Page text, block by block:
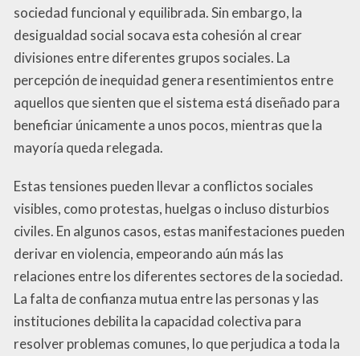
sociedad funcional y equilibrada. Sin embargo, la
desigualdad social socava esta cohesión al crear
divisiones entre diferentes grupos sociales. La
percepción de inequidad genera resentimientos entre
aquellos que sienten que el sistema está diseñado para
beneficiar únicamente a unos pocos, mientras que la
mayoría queda relegada.
Estas tensiones pueden llevar a conflictos sociales
visibles, como protestas, huelgas o incluso disturbios
civiles. En algunos casos, estas manifestaciones pueden
derivar en violencia, empeorando aún más las
relaciones entre los diferentes sectores de la sociedad.
La falta de confianza mutua entre las personas y las
instituciones debilita la capacidad colectiva para
resolver problemas comunes, lo que perjudica a toda la